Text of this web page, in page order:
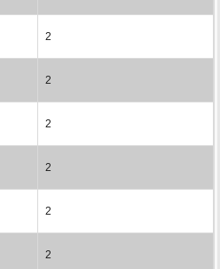
2
2
2
2
2
2